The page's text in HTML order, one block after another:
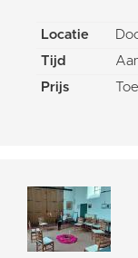
Locatie
Tijd
Prijs